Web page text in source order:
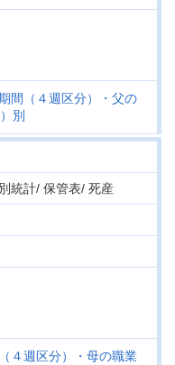
間（４週区分）・父の
別
統計/ 保管表/ 死産
４週区分）・母の職業